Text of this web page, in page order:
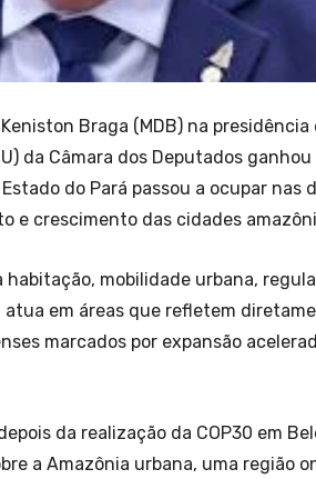
Braga (MDB) na presidência
da Câmara dos Deputados ganhou
do Pará passou a ocupar nas
e crescimento das cidades
mobilidade urbana,
em áreas que refletem
marcados por expansão
da realização da COP30 em
a Amazônia urbana, uma região